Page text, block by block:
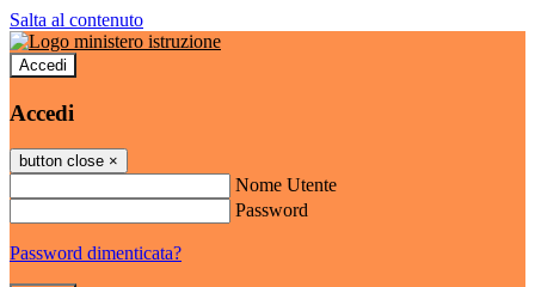
Salta al contenuto
Accedi
Accedi
button close ×
Nome Utente
Password
Password dimenticata?